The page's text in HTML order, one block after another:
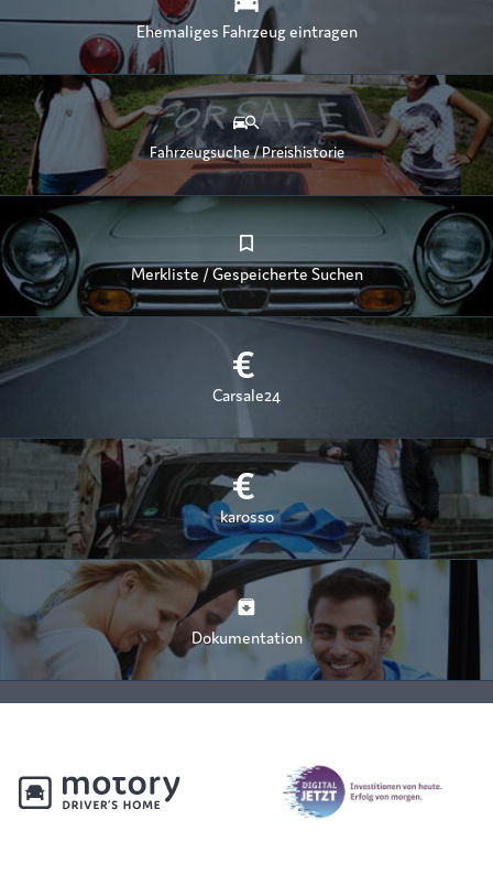
Ehemaliges Fahrzeug eintragen
Fahrzeugsuche / Preishistorie
Merkliste / Gespeicherte Suchen
Carsale24
karosso
Dokumentation